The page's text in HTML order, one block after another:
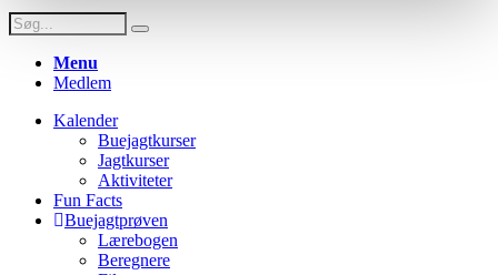
Menu
Medlem
Kalender
Buejagtkurser
Jagtkurser
Aktiviteter
Fun Facts
Buejagtprøven
Lærebogen
Beregnere